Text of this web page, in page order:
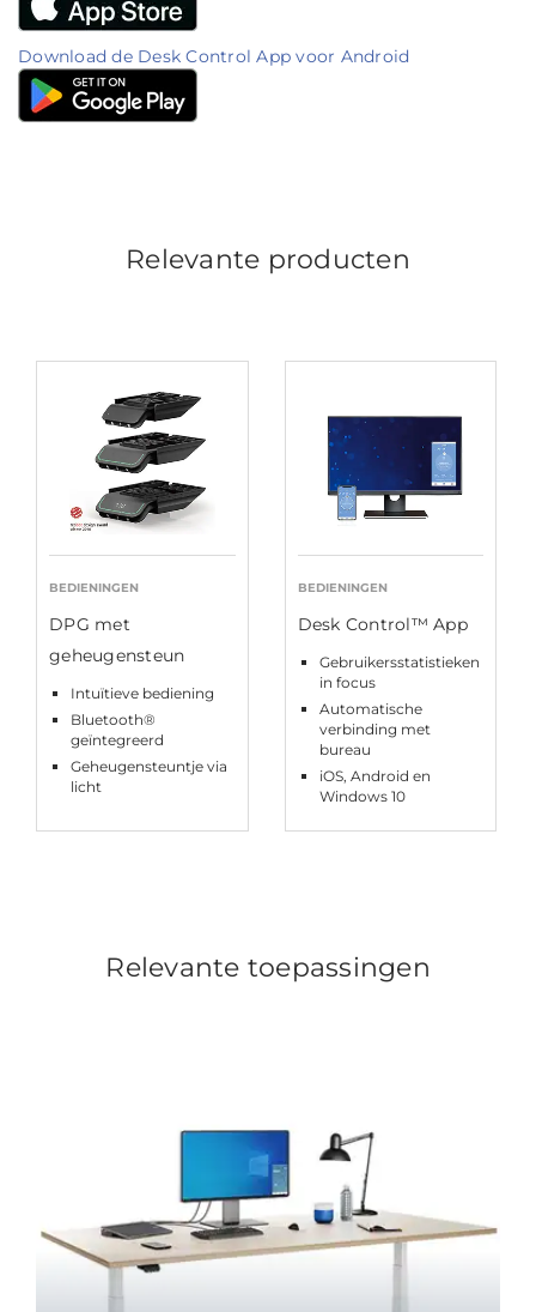
Download de Desk Control App voor Android
Relevante producten
BEDIENINGEN
DPG met
geheugensteun
Intuïtieve bediening
Bluetooth®
geïntegreerd
Geheugensteuntje via
licht
BEDIENINGEN
Desk Control™ App
Gebruikersstatistieken
in focus
Automatische
verbinding met
bureau
iOS, Android en
Windows 10
Relevante toepassingen